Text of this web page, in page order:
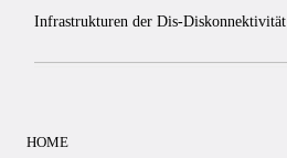
Infrastrukturen der Dis-Diskonnektivität
HOME